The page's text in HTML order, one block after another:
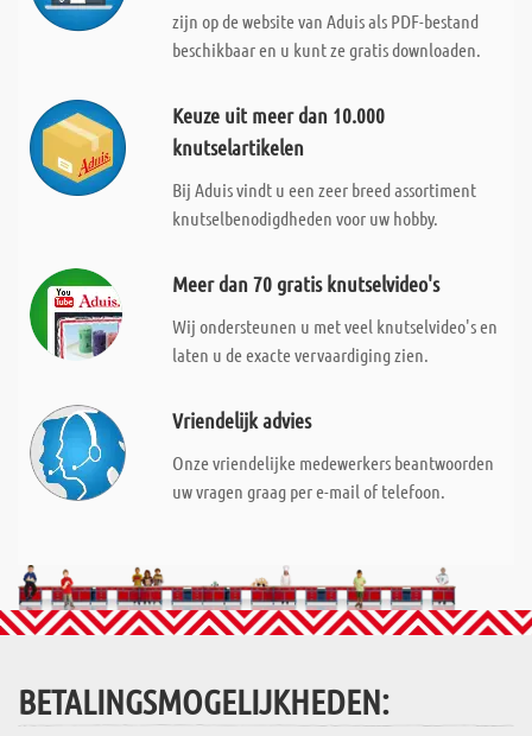
zijn op de website van Aduis als PDF-bestand
beschikbaar en u kunt ze gratis downloaden.
Keuze uit meer dan 10.000
knutselartikelen
Bij Aduis vindt u een zeer breed assortiment
knutselbenodigdheden voor uw hobby.
Meer dan 70 gratis knutselvideo's
Wij ondersteunen u met veel knutselvideo's en
laten u de exacte vervaardiging zien.
Vriendelijk advies
Onze vriendelijke medewerkers beantwoorden
uw vragen graag per e-mail of telefoon.
BETALINGSMOGELIJKHEDEN: